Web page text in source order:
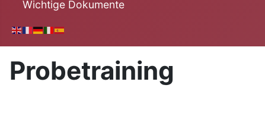
Wichtige Dokumente
Probetraining